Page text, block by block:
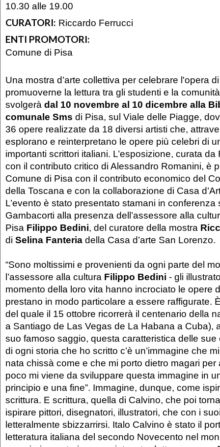
10.30 alle 19.00
CURATORI: Riccardo Ferrucci
ENTI PROMOTORI:
Comune di Pisa
Una mostra d’arte collettiva per celebrare l'opera
promuoverne la lettura tra gli studenti e la
svolgerà dal 10 novembre al 10 dicembre alla
comunale Sms di Pisa, sul Viale delle Piagge,
36 opere realizzate da 18 diversi artisti che,
esplorano e reinterpretano le opere più celebri di
importanti scrittori italiani. L’esposizione, curata
con il contributo critico di Alessandro Romanini, è
Comune di Pisa con il contributo economico del
della Toscana e con la collaborazione di Casa
L’evento è stato presentato stamani in
Gambacorti alla presenza dell’assessore alla
Pisa Filippo Bedini, del curatore della mostra
di Selina Fanteria della Casa d’arte San Lorenzo.
“Sono moltissimi e provenienti da ogni parte del
l’assessore alla cultura Filippo Bedini - gli
momento della loro vita hanno incrociato le opere
prestano in modo particolare a essere raffigurate.
del quale il 15 ottobre ricorrerà il centenario della
a Santiago de Las Vegas de La Habana a Cuba),
suo famoso saggio, questa caratteristica delle sue
di ogni storia che ho scritto c’è un’immagine che
nata chissà come e che mi porto dietro magari per
poco mi viene da sviluppare questa immagine in
principio e una fine”. Immagine, dunque, come
scrittura. E scrittura, quella di Calvino, che poi
ispirare pittori, disegnatori, illustratori, che con i
letteralmente sbizzarrirsi. Italo Calvino è stato il
letteratura italiana del secondo Novecento nel